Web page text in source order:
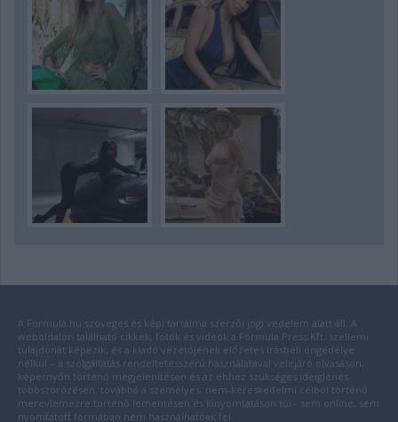
A Formula.hu szöveges és képi tartalma szerzői jogi védelem alatt áll. A
weboldalon található cikkek, fotók és videók a Formula Press Kft. szellemi
tulajdonát képezik, és a kiadó vezetőjének előzetes írásbeli engedélye
nélkül – a szolgáltatás rendeltetésszerű használatával velejáró olvasáson,
képernyőn történő megjelenítésen és az ehhez szükséges ideiglenes
többszörözésen, továbbá a személyes, nem-kereskedelmi célból történő
merevlemezre történő lementésen és kinyomtatáson túl - sem online, sem
nyomtatott formában nem használhatóak fel.